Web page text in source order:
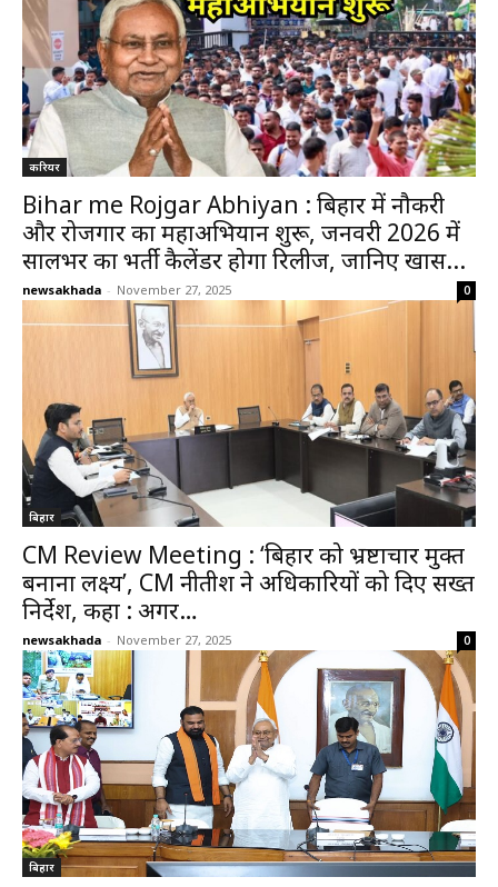
करियर
Bihar me Rojgar Abhiyan : बिहार में नौकरी
और रोजगार का महाअभियान शुरू, जनवरी 2026 में
सालभर का भर्ती कैलेंडर होगा रिलीज, जानिए खास...
newsakhada - November 27, 2025 0
बिहार
CM Review Meeting : ‘बिहार को भ्रष्टाचार मुक्त
बनाना लक्ष्य’, CM नीतीश ने अधिकारियों को दिए सख्त
निर्देश, कहा : अगर…
newsakhada - November 27, 2025 0
बिहार